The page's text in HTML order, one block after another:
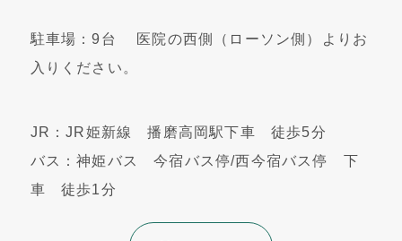
駐車場：9台 医院の西側（ローソン側）よりお
入りください。
JR：JR姫新線 播磨高岡駅下車 徒歩5分
バス：神姫バス 今宿バス停/西今宿バス停 下
車 徒歩1分